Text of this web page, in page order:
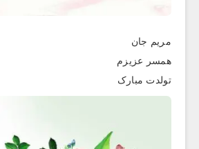
مریم جان
همسر عزیزم
تولدت مبارک